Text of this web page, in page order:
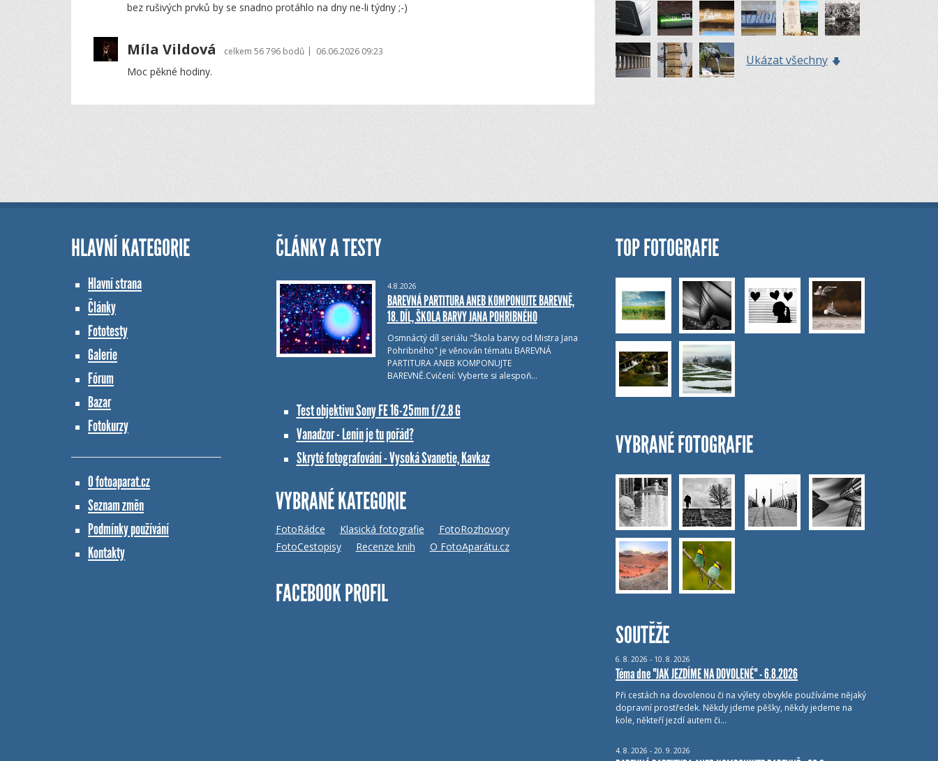
bez rušivých prvků by se snadno protáhlo na dny ne-li týdny ;-)
Míla Vildová celkem 56 796 bodů | 06.06.2026 09:23
Moc pěkné hodiny.
Ukázat všechny
HLAVNÍ KATEGORIE
Hlavní strana
Články
Fototesty
Galerie
Fórum
Bazar
Fotokurzy
O fotoaparat.cz
Seznam změn
Podmínky používání
Kontakty
ČLÁNKY A TESTY
4.8.2026
BAREVNÁ PARTITURA ANEB KOMPONUJTE BAREVNĚ,
18. DÍL, ŠKOLA BARVY JANA POHRIBNÉHO
Osmnáctý díl seriálu "Škola barvy od Mistra Jana
Pohribného" je věnován tématu BAREVNÁ
PARTITURA ANEB KOMPONUJTE
BAREVNĚ.Cvičení: Vyberte si alespoň…
Test objektivu Sony FE 16-25mm f/2.8 G
Vanadzor - Lenin je tu pořád?
Skryté fotografování - Vysoká Svanetie, Kavkaz
VYBRANÉ KATEGORIE
FotoRádce Klasická fotografie
FotoRozhovory
FotoCestopisy
Recenze knih O FotoAparátu.cz
FACEBOOK PROFIL
TOP FOTOGRAFIE
VYBRANÉ FOTOGRAFIE
SOUTĚŽE
6. 8. 2026 - 10. 8. 2026
Téma dne "JAK JEZDÍME NA DOVOLENÉ" - 6.8.2026
Při cestách na dovolenou či na výlety obvykle používáme nějaký
dopravní prostředek. Někdy jdeme pěšky, někdy jedeme na
kole, někteří jezdí autem či…
4. 8. 2026 - 20. 9. 2026